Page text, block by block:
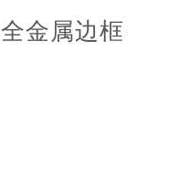
全金属边框